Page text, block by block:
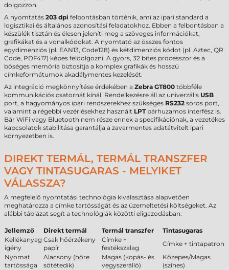
dolgozzon.
A nyomtatás 203 dpi felbontásban történik, ami az ipari standard a
logisztikai és általános azonosítási feladatokhoz. Ebben a felbontásban a
készülék tisztán és élesen jeleníti meg a szöveges információkat,
grafikákat és a vonalkódokat. A nyomtató az összes fontos
egydimenziós (pl. EAN13, Code128) és kétdimenziós kódot (pl. Aztec, QR
Code, PDF417) képes feldolgozni. A gyors, 32 bites processzor és a
bőséges memória biztosítja a komplex grafikák és hosszú
címkeformátumok akadálymentes kezelését.
Az integráció megkönnyítése érdekében a Zebra GT800 többféle
kommunikációs csatornát kínál. Rendelkezésre áll az univerzális USB
port, a hagyományos ipari rendszerekhez szükséges RS232 soros port,
valamint a régebbi vezérlésekhez használt LPTpárhuzamos interfész is.
Bár WiFi vagy Bluetooth nem része ennek a specifikációnak, a vezetékes
kapcsolatok stabilitása garantálja a zavarmentes adatátvitelt ipari
környezetben is.
DIREKT TERMÁL, TERMÁL TRANSZFER
VAGY TINTASUGARAS - MELYIKET
VÁLASSZA?
A megfelelő nyomtatási technológia kiválasztása alapvetően
meghatározza a címke tartósságát és az üzemeltetési költségeket. Az
alábbi táblázat segít a technológiák közötti eligazodásban:
Jellemző Direkt termál Termál transzfer
Tintasugaras
Kellékanyag
igény
Csak hőérzékeny
papír
Címke +
festékszalag
Címke + tintapatron
Nyomat
tartóssága
Alacsony (hőre
sötétedik)
Magas (kopás- és
vegyszerálló)
Közepes/Magas
(színes)